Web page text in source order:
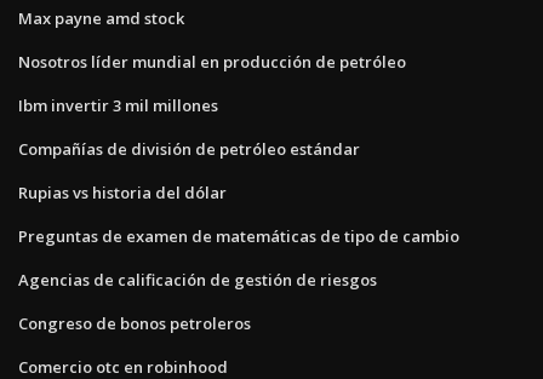
Max payne amd stock
Nosotros líder mundial en producción de petróleo
Ibm invertir 3 mil millones
Compañías de división de petróleo estándar
Rupias vs historia del dólar
Preguntas de examen de matemáticas de tipo de cambio
Agencias de calificación de gestión de riesgos
Congreso de bonos petroleros
Comercio otc en robinhood